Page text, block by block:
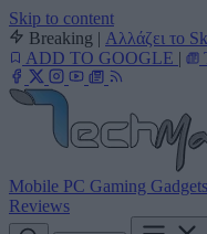
Skip to content
Breaking | Αλλάζει το
ADD TO GOOGLE |
Mobile PC Gaming Gadgets
Reviews